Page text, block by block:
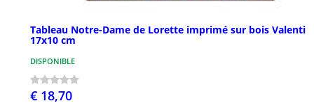
Tableau Notre-Dame de Lorette imprimé sur bois Valenti
17x10 cm
DISPONIBLE
€ 18,70